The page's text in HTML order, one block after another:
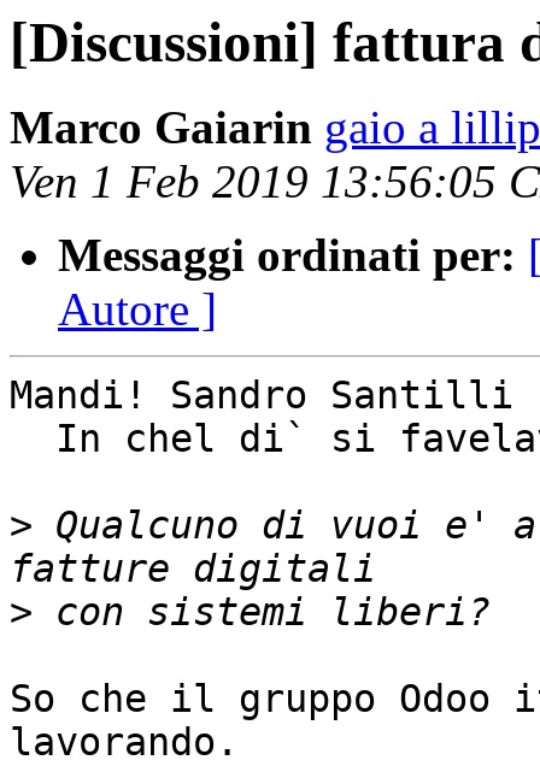
[Discussioni] fattura
Marco Gaiarin gaio a
Ven 1 Feb 2019 13:56:05
Messaggi ordinati per:
Autore ]
Mandi! Sandro Santilli
> Qualcuno di vuoi e'
>
So che il gruppo
lavorando.